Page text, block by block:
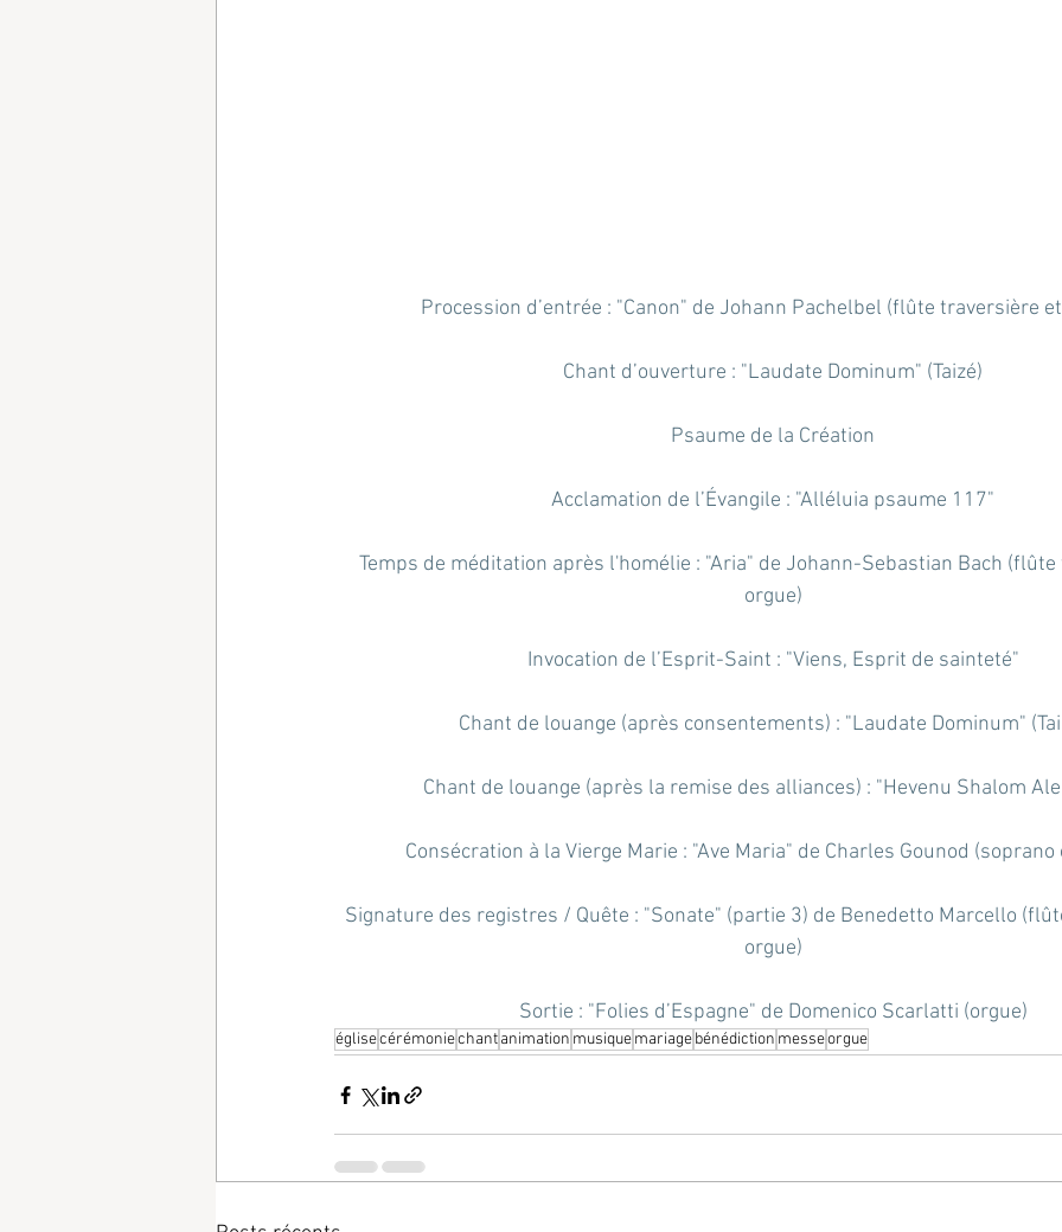
Procession d’entrée : "Canon" de Johann Pachelbel (flûte traversière
Chant d’ouverture : "Laudate Dominum" (Taizé)
Psaume de la Création
Acclamation de l’Évangile : "Alléluia psaume 117"
Temps de méditation après l'homélie : "Aria" de Johann-Sebastian Bach
orgue)
Invocation de l’Esprit-Saint : "Viens, Esprit de sainteté"
Chant de louange (après consentements) : "Laudate Dominum"
Chant de louange (après la remise des alliances) : "Hevenu Shalom
Consécration à la Vierge Marie : "Ave Maria" de Charles Gounod (soprano
Signature des registres / Quête : "Sonate" (partie 3) de Benedetto Marcello
orgue)
Sortie : "Folies d’Espagne" de Domenico Scarlatti (orgue)
églisecérémoniechantanimation musiquemariagebénédiction messeorgue